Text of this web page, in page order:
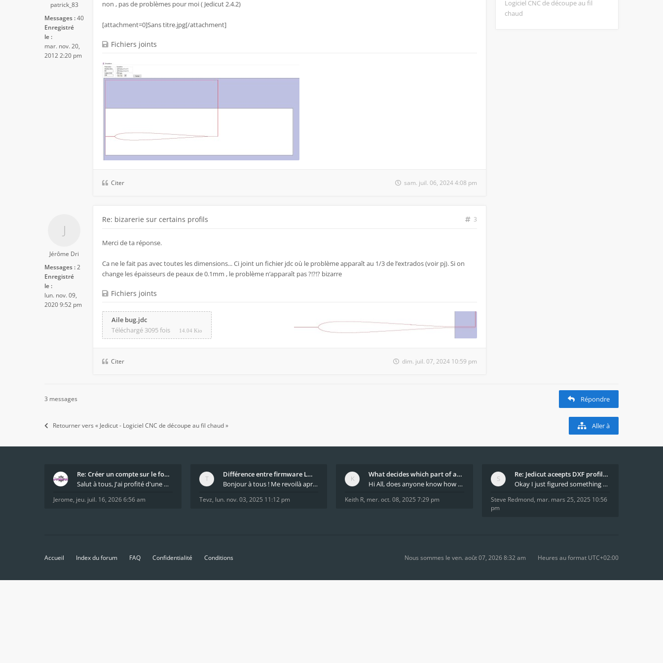
patrick_83
Messages :40
Enregistré
le :
mar. nov. 20,
2012 2:20 pm
non , pas de problèmes pour moi ( Jedicut 2.4.2)
[attachment=0]Sans titre.jpg[/attachment]
Fichiers joints
Citer sam. juil. 06, 2024 4:08 pm
Jérôme Dri
Messages :2
Enregistré
le :
lun. nov. 09,
2020 9:52 pm
Re: bizarerie sur certains profils 3
Merci de ta réponse.
Ca ne le fait pas avec toutes les dimensions... Ci joint un fichier jdc où le problème apparaît au 1/3 de l’extrados (voir pj). Si on
change les épaisseurs de peaux de 0.1mm , le problème n’apparaît pas ?!?!? bizarre
Fichiers joints
Aile bug.jdc
Téléchargé 3095 fois
14.04 Kio
Citer dim. juil. 07, 2024 10:59 pm
Logiciel CNC de découpe au fil
chaud
3 messages Répondre
Retourner vers « Jedicut - Logiciel CNC de découpe au fil chaud » Aller à
Re: Créer un compte sur le forum / Create forum us
Salut à tous, J'ai profité d'une mise à jour du s
Jerome, jeu. juil. 16, 2026 6:56 am
Différence entre firmware LMFAO_V4_8_0 et du GRBL
Bonjour à tous ! Me revoilà après 5 ans de pause
Tevz, lun. nov. 03, 2025 11:12 pm
What decides which part of an airfoil is the extra
Hi All, does anyone know how Jedicut decides which
Keith R, mer. oct. 08, 2025 7:29 pm
Re: Jedicut aceepts DXF profile, but It won't cut
Okay I just figured something out. The profile p
Steve Redmond, mar. mars 25, 2025 10:56
pm
Accueil Index du forum FAQ Confidentialité Conditions Heures au format UTC+02:00
Nous sommes le ven. août 07, 2026 8:32 am